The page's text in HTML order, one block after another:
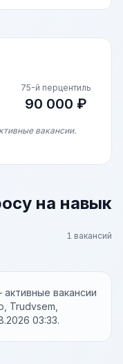
75-й перцентиль
90 000 ₽
вакансии.
на навык
1 вакансий
вакансии
Trudvsem,
03:33.